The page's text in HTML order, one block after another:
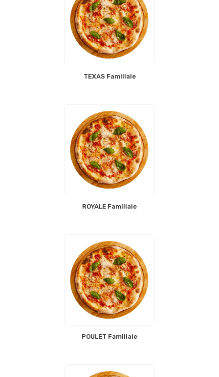
TEXAS Familiale
ROYALE Familiale
POULET Familiale